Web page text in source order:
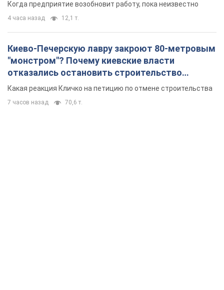
Когда предприятие возобновит работу, пока неизвестно
4 часа назад 12,1 т.
Киево-Печерскую лавру закроют 80-метровым
"монстром"? Почему киевские власти
отказались остановить строительство
небоскреба "московского верующего"
Какая реакция Кличко на петицию по отмене строительства
7 часов назад 70,6 т.